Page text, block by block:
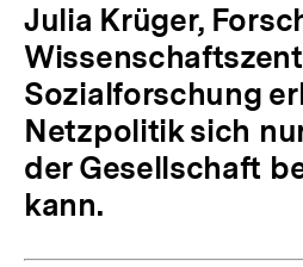
Julia Krüger,
Sozialforschung
Netzpolitik sich
der Gesellschaft
kann.